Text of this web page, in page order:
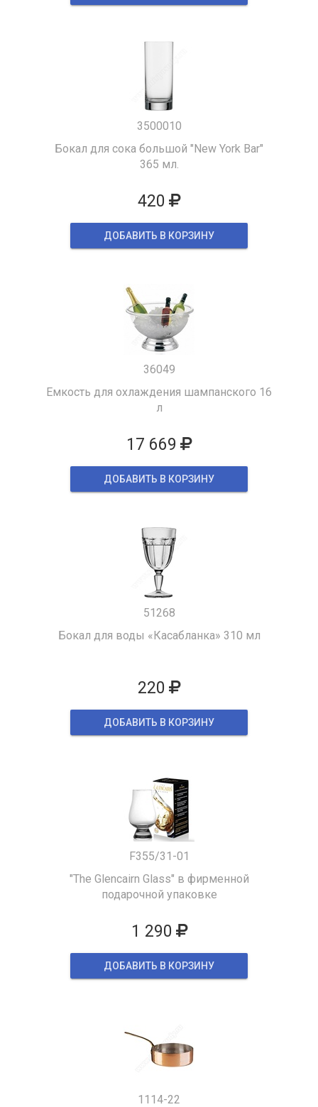
3500010
Бокал для сока большой "New York Bar"
365 мл.
420
ДОБАВИТЬ В КОРЗИНУ
36049
Емкость для охлаждения шампанского 16
л
17 669
ДОБАВИТЬ В КОРЗИНУ
51268
Бокал для воды «Касабланка» 310 мл
220
ДОБАВИТЬ В КОРЗИНУ
F355/31-01
"The Glencairn Glass" в фирменной
подарочной упаковке
1 290
ДОБАВИТЬ В КОРЗИНУ
1114-22